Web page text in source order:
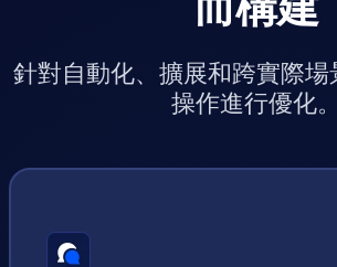
針對自動化、擴展和跨實際
操作進行優化。